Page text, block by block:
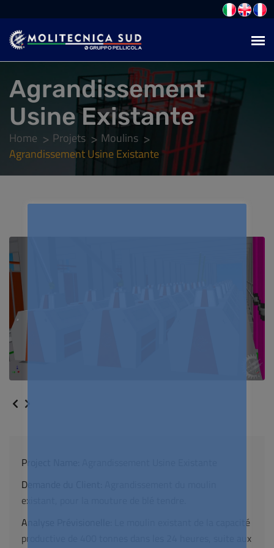
Agrandissement
Usine Existante
Home Projets
Moulins
Agrandissement Usine Existante
Project Name:
Demande du Client:
existant, pour la mouture de blé tendre.
Analyse Prévisionelle:
Le moulin existant de la capacité
productive de 400 tonnes dans les 24 heures, suite aux